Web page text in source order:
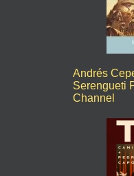
Andrés
Serengueti
Channel